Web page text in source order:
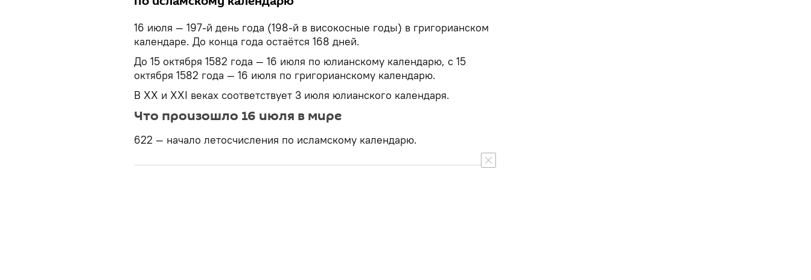
16 июля — 197-й день года (198-й в високосные годы) в григорианском
календаре. До конца года остаётся 168 дней.
До 15 октября 1582 года — 16 июля по юлианскому календарю, с 15
октября 1582 года — 16 июля по григорианскому календарю.
В XX и XXI веках соответствует 3 июля юлианского календаря.
Что произошло 16 июля в мире
622 — начало летосчисления по исламскому календарю.